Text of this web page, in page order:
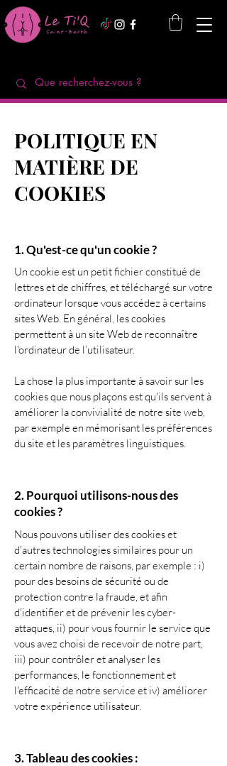
POLITIQUE EN
MATIÈRE DE
COOKIES
1. Qu'est-ce qu'un cookie ?
Un cookie est un petit fichier constitué de
lettres et de chiffres, et téléchargé sur votre
ordinateur lorsque vous accédez à certains
sites Web. En général, les cookies
permettent à un site Web de reconnaître
l'ordinateur de l’utilisateur.
La chose la plus importante à savoir sur les
cookies que nous plaçons est qu'ils servent à
améliorer la convivialité de notre site web,
par exemple en mémorisant les préférences
du site et les paramètres linguistiques.
2. Pourquoi utilisons-nous des
cookies ?
Nous pouvons utiliser des cookies et
d'autres technologies similaires pour un
certain nombre de raisons, par exemple : i)
pour des besoins de sécurité ou de
protection contre la fraude, et afin
d'identifier et de prévenir les cyber-
attaques, ii) pour vous fournir le service que
vous avez choisi de recevoir de notre part,
iii) pour contrôler et analyser les
performances, le fonctionnement et
l'efficacité de notre service et iv) améliorer
votre expérience utilisateur.
3. Tableau des cookies :